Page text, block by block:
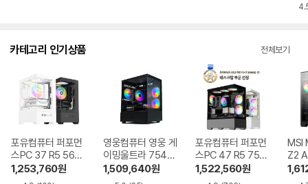
카테고리 인기상품 전체보기
포유컴퓨터 퍼포먼
스PC 37 R5 5600
RTX5060
1,253,760원
영웅컴퓨터 영웅 게
이밍울트라 7546
GT R5 7500F RT
X5060Ti
1,509,640원
포유컴퓨터 퍼포먼
스PC 47 R5 7500
F RTX5060Ti
1,522,560원
MSI
Z2
R5-